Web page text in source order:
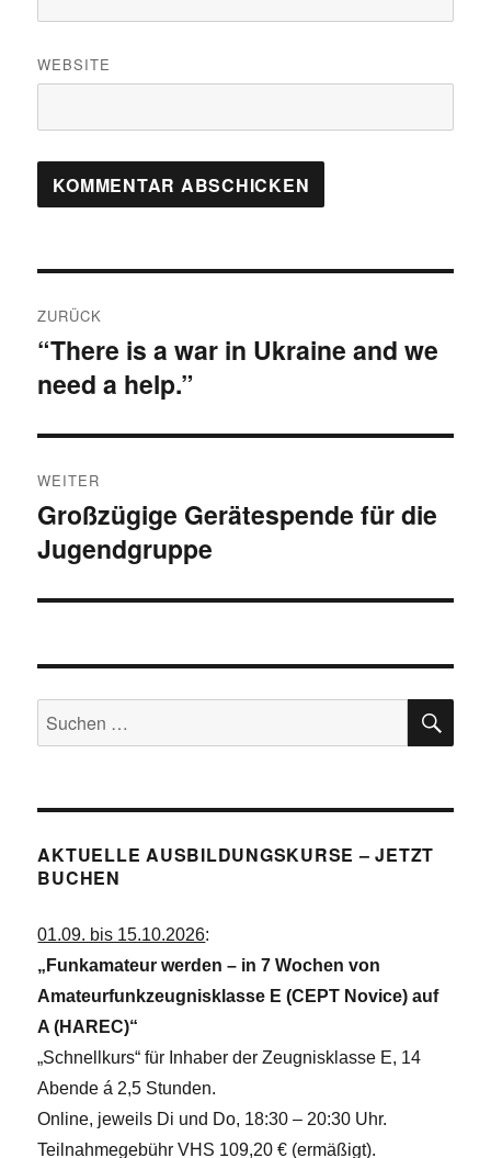
WEBSITE
ZURÜCK
Vorheriger
Beitrag:
“There is a war in Ukraine and we
need a help.”
WEITER
Nächster
Beitrag:
Großzügige Gerätespende für die
Jugendgruppe
Suchen
nach:
AKTUELLE AUSBILDUNGSKURSE – JETZT
BUCHEN
01.09. bis 15.10.2026:
„Funkamateur werden – in 7 Wochen von
Amateurfunkzeugnisklasse E (CEPT Novice) auf
A (HAREC)“
„Schnellkurs“ für Inhaber der Zeugnisklasse E, 14
Abende á 2,5 Stunden.
Online, jeweils Di und Do, 18:30 – 20:30 Uhr.
Teilnahmegebühr VHS 109,20 € (ermäßigt).